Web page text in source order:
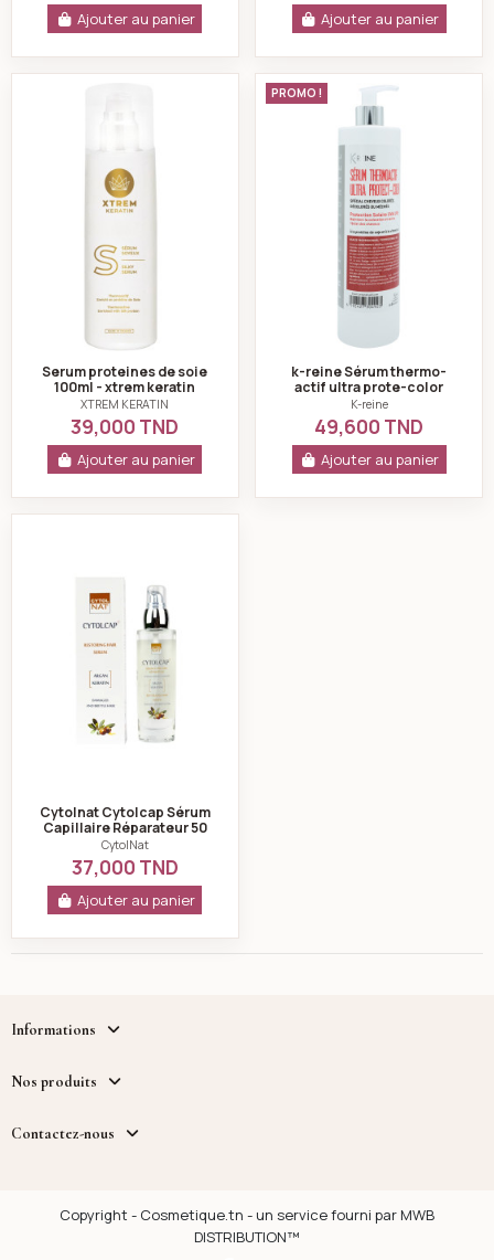
Ajouter au panier Ajouter au panier
Serum proteines de soie 100ml - xtrem keratin
Serum proteines de soie
100ml - xtrem keratin
XTREM KERATIN
39,000 TND
Ajouter au panier
k-reine Sérum
PROMO !
k-reine Sérum thermo-
actif ultra prote-color
500ml
K-reine
49,600 TND
Ajouter au panier
Cytolnat Cytolcap Sérum
Capillaire Réparateur 50
ml
CytolNat
37,000 TND
Ajouter au panier
Informations
Nos produits
Contactez-nous
Copyright - Cosmetique.tn - un service fourni par MWB
DISTRIBUTION™